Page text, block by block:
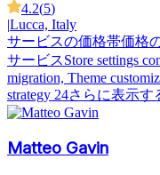
4.2(5)
|Lucca, Italy
サービスの価格帯価格
サービスStore settings
migration, Theme
strategy 24さらに表示す
Matteo Gavin